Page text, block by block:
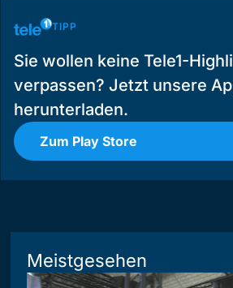
TIPP
Sie wollen keine Tele1-
verpassen? Jetzt unsere
herunterladen.
Zum Play Store
Meistgesehen